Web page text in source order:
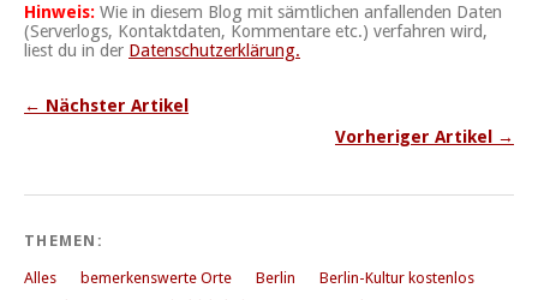
Hinweis: Wie in diesem Blog mit sämtlichen anfallenden Daten
(Serverlogs, Kontaktdaten, Kommentare etc.) verfahren wird,
liest du in der Datenschutzerklärung.
← Nächster Artikel
Vorheriger Artikel →
THEMEN:
Alles bemerkenswerte Orte Berlin
Berlin-Kultur kostenlos